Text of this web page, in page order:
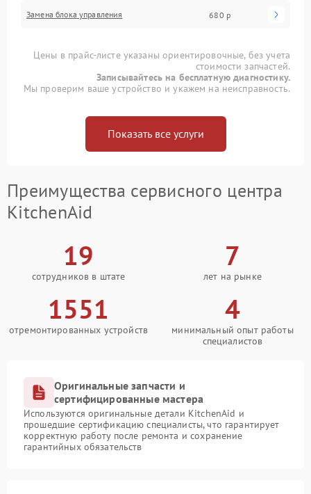
Замена блока управления 680 р
Цены в прайс-листе указаны ориентировочные, без учета
стоимости запчастей.
Записывайтесь на бесплатную диагностику.
Мы проверим ваше устройство и укажем на неисправность.
Показать все услуги
Преимущества сервисного центра
KitchenAid
19
сотрудников в штате
7
лет на рынке
1551
отремонтированных устройств
4
минимальный опыт работы
специалистов
Оригинальные запчасти и
сертифицированные мастера
Используются оригинальные детали KitchenAid и
прошедшие сертификацию специалисты, что гарантирует
корректную работу после ремонта и сохранение
гарантийных обязательств